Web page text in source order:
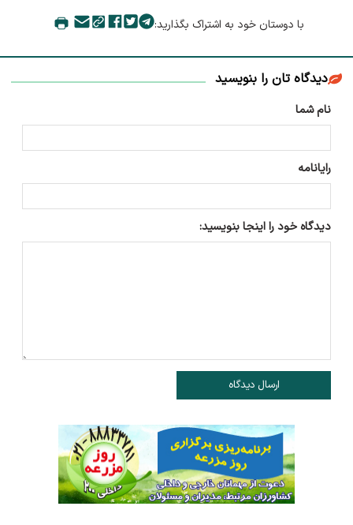
با دوستان خود به اشتراک بگذارید:
دیدگاه تان را بنویسید
نام شما
رایانامه
دیدگاه خود را اینجا بنویسید:
ارسال دیدگاه